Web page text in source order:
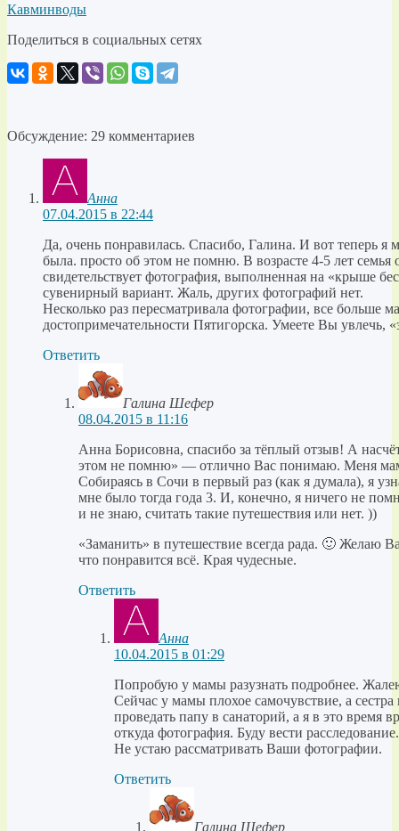
Кавминводы
Поделиться в социальных сетях
Обсуждение: 29 комментариев
Анна
07.04.2015 в 22:44
Да, очень понравилась. Спасибо, Галина. И вот теперь я
была. просто об этом не помню. В возрасте 4-5 лет семья
свидетельствует фотография, выполненная на «крыше
сувенирный вариант. Жаль, других фотографий нет.
Несколько раз пересматривала фотографии, все больше
достопримечательности Пятигорска. Умеете Вы увлечь,
Ответить
Галина Шефер
08.04.2015 в 11:16
Анна Борисовна, спасибо за тёплый отзыв! А
этом не помню» — отлично Вас понимаю. Меня
Собираясь в Сочи в первый раз (как я думала), я
мне было тогда года 3. И, конечно, я ничего не
и не знаю, считать такие путешествия или нет. ))
«Заманить» в путешествие всегда рада. 🙂 Желаю
что понравится всё. Края чудесные.
Ответить
Анна
10.04.2015 в 01:29
Попробую у мамы разузнать подробнее.
Сейчас у мамы плохое самочувствие, а
проведать папу в санаторий, а я в это время
откуда фотография. Буду вести расследование.
Не устаю рассматривать Ваши фотографии.
Ответить
Галина Шефер